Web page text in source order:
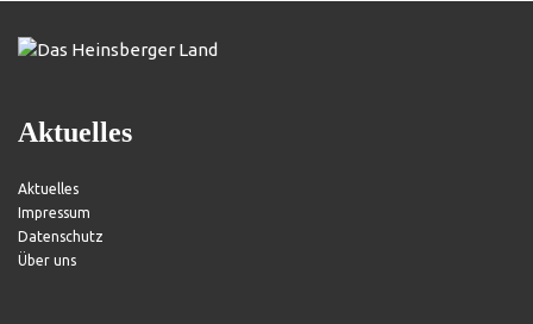
Aktuelles
Aktuelles
Impressum
Datenschutz
Über uns